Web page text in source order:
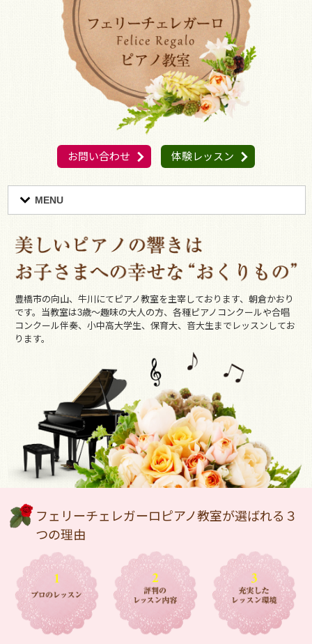
お問い合わせ 体験レッスン
MENU
豊橋市の向山、牛川にてピアノ教室を主宰しております、朝倉かおり
です。当教室は3歳～趣味の大人の方、各種ピアノコンクールや合唱
コンクール伴奏、小中高大学生、保育大、音大生までレッスンしてお
ります。
フェリーチェレガーロピアノ教室が選ばれる３
つの理由